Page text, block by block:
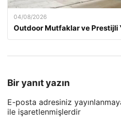
04/08/2026
Outdoor Mutfaklar ve Prestijli
Bir yanıt yazın
E-posta adresiniz
ile işaretlenmişlerdir